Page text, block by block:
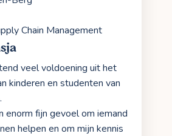
Chain Management
veel voldoening uit het
kinderen en studenten van
enorm fijn gevoel om iemand
helpen en om mijn kennis